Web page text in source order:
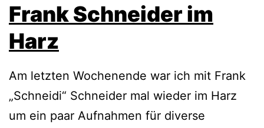
Frank Schneider im
Harz
Am letzten Wochenende war ich mit Frank
„Schneidi“ Schneider mal wieder im Harz
um ein paar Aufnahmen für diverse